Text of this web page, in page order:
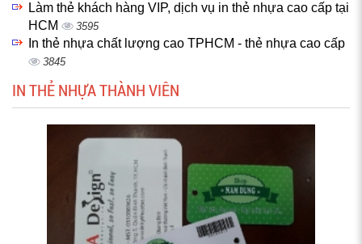
Làm thẻ khách hàng VIP, dịch vụ in thẻ nhựa cao cấp tại
HCM
3595
In thẻ nhựa chất lượng cao TPHCM - thẻ nhựa cao cấp
3845
IN THẺ NHỰA THÀNH VIÊN